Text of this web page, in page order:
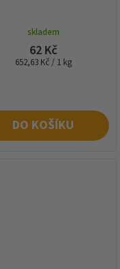
skladem
62 Kč
Měrná
652,63 Kč / 1 kg
DO KOŠÍKU